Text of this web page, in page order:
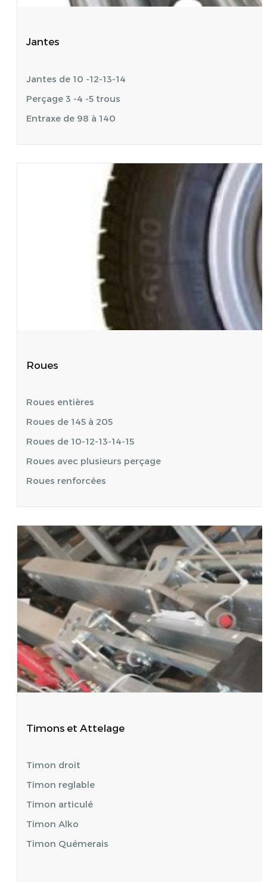
Jantes
Jantes de 10 -12-13-14
Perçage 3 -4 -5 trous
Entraxe de 98 à 140
Roues
Roues entières
Roues de 145 à 205
Roues de 10-12-13-14-15
Roues avec plusieurs perçage
Roues renforcées
Timons et Attelage
Timon droit
Timon reglable
Timon articulé
Timon Alko
Timon Quémerais